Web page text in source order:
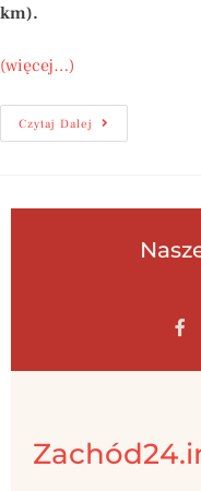
km).
(więcej…)
Czytaj Dalej